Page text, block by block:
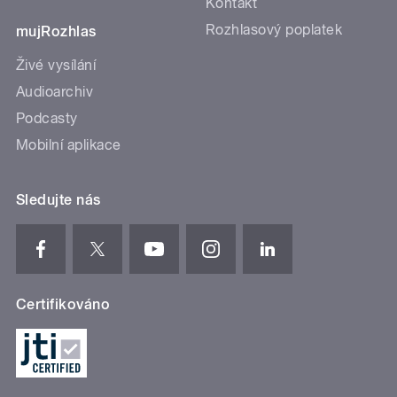
mujRozhlas
Živé vysílání
Audioarchiv
Podcasty
Mobilní aplikace
Rozhlasový poplatek
Sledujte nás
Certifikováno